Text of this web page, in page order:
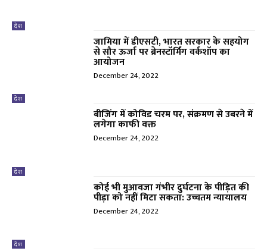
देश
देश
जामिया में डीएसटी, भारत सरकार के सहयोग
से सौर ऊर्जा पर ब्रेनस्टॉर्मिंग वर्कशॉप का
आयोजन
December 24, 2022
देश
बीजिंग में कोविड चरम पर, संक्रमण से उबरने में
लगेगा काफी वक्त
December 24, 2022
देश
कोई भी मुआवजा गंभीर दुर्घटना के पीड़ित की
पीड़ा को नहीं मिटा सकता: उच्चतम न्यायालय
December 24, 2022